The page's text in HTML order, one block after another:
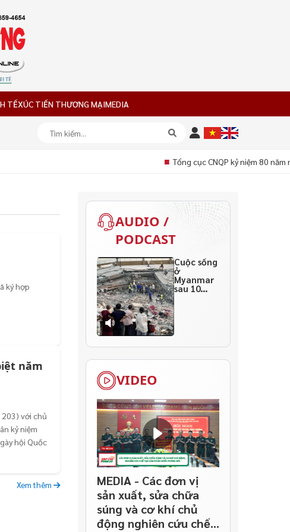
TẾXÚC TIẾN THƯƠNG MẠIMEDIA
Tổng cục CNQP kỷ niệm 80 năm
ký hợp
năm
203) với chủ
kỷ niệm
hội Quốc
Xem thêm
AUDIO /
PODCAST
Cuộc sống
ở
Myanmar
sau 10
ngày
thảm họa
VIDEO
MEDIA - Các đơn vị
sản xuất, sửa chữa
súng và cơ khí chủ
động nghiên cứu chế